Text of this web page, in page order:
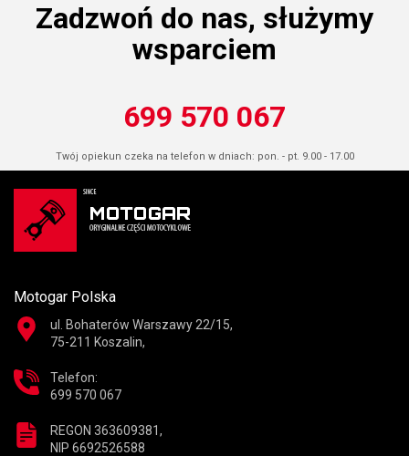
Zadzwoń do nas, służymy
wsparciem
699 570 067
Twój opiekun czeka na telefon w dniach: pon. - pt. 9.00 - 17.00
Motogar Polska
ul. Bohaterów Warszawy 22/15,
75-211 Koszalin,
Telefon:
699 570 067
REGON 363609381,
NIP 6692526588